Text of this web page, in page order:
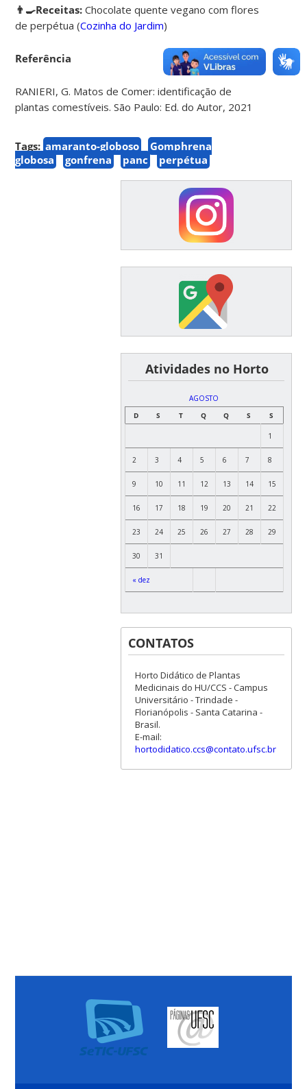
👨‍🍳Receitas:Chocolate quente vegano com flores
de perpétua (Cozinha do Jardim)
Referência
RANIERI, G. Matos de Comer: identificação de
plantas comestíveis. São Paulo: Ed. do Autor, 2021
Tags: amaranto-globoso
Gomphrena
globosa
gonfrena panc perpétua
͏ ͏ ͏ ͏ ͏ ͏Atividades no Horto
AGOSTO
D
S T Q Q S S
« dez
1
2 3 4 5 6 7 8
9 10 11 12 13 14 15
16 17 18 19 20 21 22
23 24 25 26 27 28 29
30 31
CONTATOS
Horto Didático de Plantas
Medicinais do HU/CCS - Campus
Universitário - Trindade -
Florianópolis - Santa Catarina -
Brasil.
E-mail:
hortodidatico.ccs@contato.ufsc.br